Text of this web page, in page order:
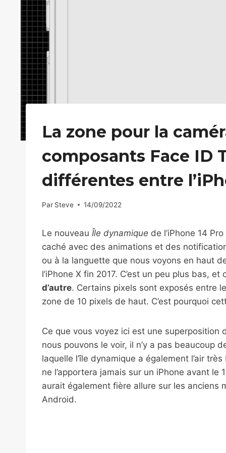
La zone pour la
composants Face ID
différentes entre
Par Steve 14/09/2022
Le nouveau Île dynamique de l’iPhone 14
caché avec des animations et des
ou à la languette que nous voyons en haut
l’iPhone X fin 2017. C’est un peu plus bas,
d’autre. Certains pixels sont exposés entre
zone de 10 pixels de haut. C’est pourquoi
Ce que vous voyez ici est une superposition
nous pouvons le voir, il n’y a pas beaucoup
laquelle l’île dynamique a également l’air
ne l’apportera jamais sur un iPhone avant le
aurait également fière allure sur les anciens
Android.